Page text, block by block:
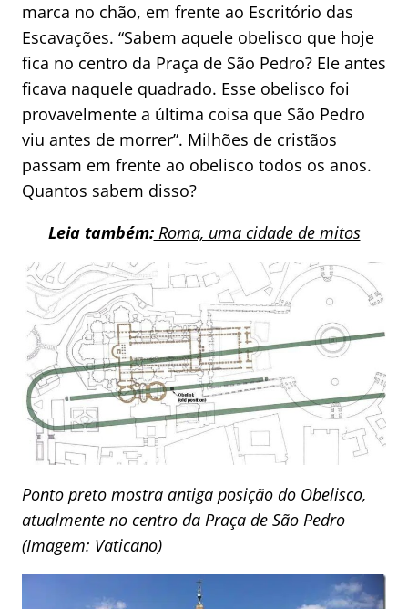
marca no chão, em frente ao Escritório das
Escavações. “Sabem aquele obelisco que hoje
fica no centro da Praça de São Pedro? Ele antes
ficava naquele quadrado. Esse obelisco foi
provavelmente a última coisa que São Pedro
viu antes de morrer”. Milhões de cristãos
passam em frente ao obelisco todos os anos.
Quantos sabem disso?
Leia também:Roma, uma cidade de mitos
Ponto preto mostra antiga posição do Obelisco,
atualmente no centro da Praça de São Pedro
(Imagem: Vaticano)